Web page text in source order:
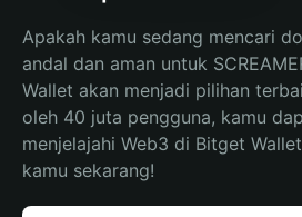
Apakah kamu sedang mencari
andal dan aman untuk
Wallet akan menjadi pilihan
oleh 40 juta pengguna, kamu
menjelajahi Web3 di Bitget
kamu sekarang!